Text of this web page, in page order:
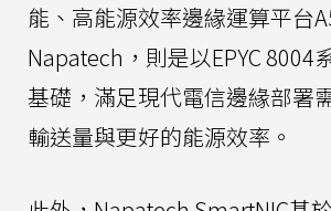
能、高能源效率邊緣運算平台
Napatech，則是以EPYC 8004
基礎，滿足現代電信邊緣部署
輸送量與更好的能源效率。